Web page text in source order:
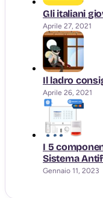
Gli italiani
Aprile 27, 2021
Il ladro
Aprile 26, 2021
I 5
Sistema
Gennaio 11, 2023